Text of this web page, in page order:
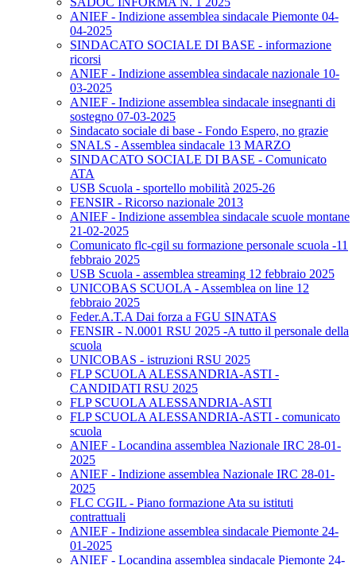
ANIEF - Indizione assemblea sindacale Piemonte 04-
04-2025
SINDACATO SOCIALE DI BASE - informazione
ricorsi
ANIEF - Indizione assemblea sindacale nazionale 10-
03-2025
ANIEF - Indizione assemblea sindacale insegnanti di
sostegno 07-03-2025
Sindacato sociale di base - Fondo Espero, no grazie
SNALS - Assemblea sindacale 13 MARZO
SINDACATO SOCIALE DI BASE - Comunicato
ATA
USB Scuola - sportello mobilità 2025-26
FENSIR - Ricorso nazionale 2013
ANIEF - Indizione assemblea sindacale scuole montane
21-02-2025
Comunicato flc-cgil su formazione personale scuola -11
febbraio 2025
USB Scuola - assemblea streaming 12 febbraio 2025
UNICOBAS SCUOLA - Assemblea on line 12
febbraio 2025
Feder.A.T.A Dai forza a FGU SINATAS
FENSIR - N.0001 RSU 2025 -A tutto il personale della
scuola
UNICOBAS - istruzioni RSU 2025
FLP SCUOLA ALESSANDRIA-ASTI -
CANDIDATI RSU 2025
FLP SCUOLA ALESSANDRIA-ASTI
FLP SCUOLA ALESSANDRIA-ASTI - comunicato
scuola
ANIEF - Locandina assemblea Nazionale IRC 28-01-
2025
ANIEF - Indizione assemblea Nazionale IRC 28-01-
2025
FLC CGIL - Piano formazione Ata su istituti
contrattuali
ANIEF - Indizione assemblea sindacale Piemonte 24-
01-2025
ANIEF - Locandina assemblea sindacale Piemonte 24-